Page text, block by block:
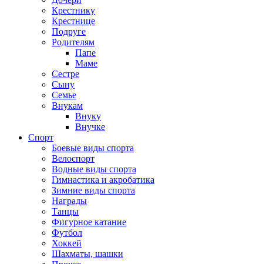
Крестнику
Крестнице
Подруге
Родителям
Папе
Маме
Сестре
Сыну
Семье
Внукам
Внуку
Внучке
Спорт
Боевые виды спорта
Велоспорт
Водные виды спорта
Гимнастика и акробатика
Зимние виды спорта
Награды
Танцы
Фигурное катание
Футбол
Хоккей
Шахматы, шашки